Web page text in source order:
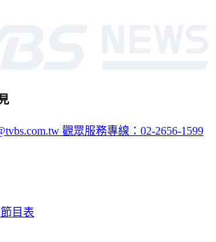
觀眾服務專線：02-2656-1599
目表